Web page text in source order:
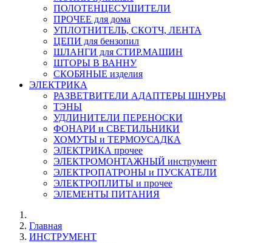
ПОЛОТЕНЦЕСУШИТЕЛИ
ПРОЧЕЕ для дома
УПЛОТНИТЕЛЬ, СКОТЧ, ЛЕНТА
ЦЕПИ для бензопил
ШЛАНГИ для СТИР.МАШИН
ШТОРЫ В ВАННУ
СКОБЯНЫЕ изделия
ЭЛЕКТРИКА
РАЗВЕТВИТЕЛИ АДАПТЕРЫ ШНУРЫ
ТЭНЫ
УДЛИНИТЕЛИ ПЕРЕНОСКИ
ФОНАРИ и СВЕТИЛЬНИКИ
ХОМУТЫ и ТЕРМОУСАДКА
ЭЛЕКТРИКА прочее
ЭЛЕКТРОМОНТАЖНЫЙ инструмент
ЭЛЕКТРОПАТРОНЫ и ПУСКАТЕЛИ
ЭЛЕКТРОПЛИТЫ и прочее
ЭЛЕМЕНТЫ ПИТАНИЯ
Главная
ИНСТРУМЕНТ